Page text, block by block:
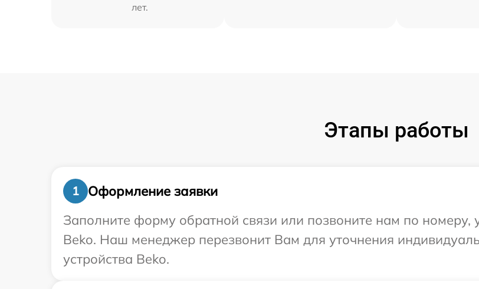
лет.
Этапы работы
1
Оформление заявки
Заполните форму обратной связи или позвоните нам по номеру,
Beko. Наш менеджер перезвонит Вам для уточнения
устройства Beko.